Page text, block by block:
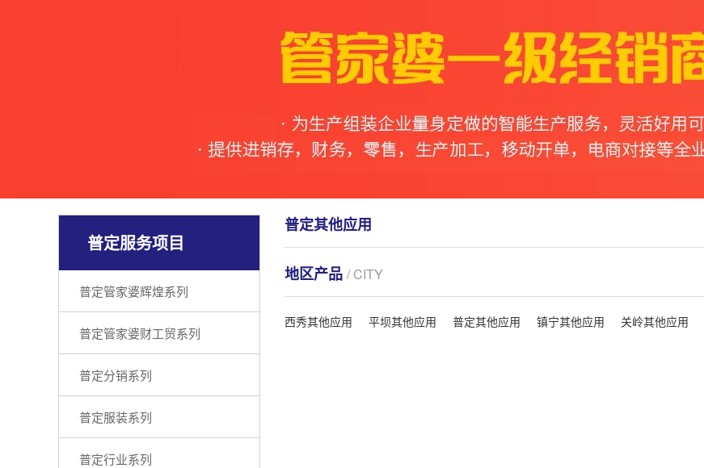
普定服务项目
普定管家婆辉煌系列
普定管家婆财工贸系列
普定分销系列
普定服装系列
普定行业系列
普定其他应用
地区产品 / CITY
西秀其他应用 平坝其他应用 普定其他应用 镇宁其他应用 关岭其他应用